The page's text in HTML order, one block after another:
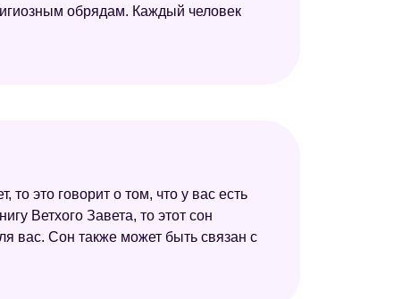
обрядам. Каждый человек
это говорит о том, что у вас есть
Ветхого Завета, то этот сон
вас. Сон также может быть связан с